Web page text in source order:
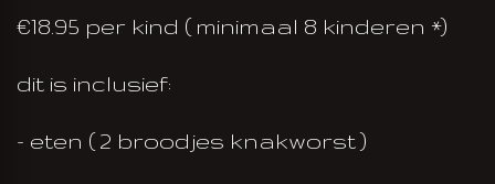
€18.95 per kind ( minimaal 8 kinderen *)
dit is inclusief:
- eten ( 2 broodjes knakworst )